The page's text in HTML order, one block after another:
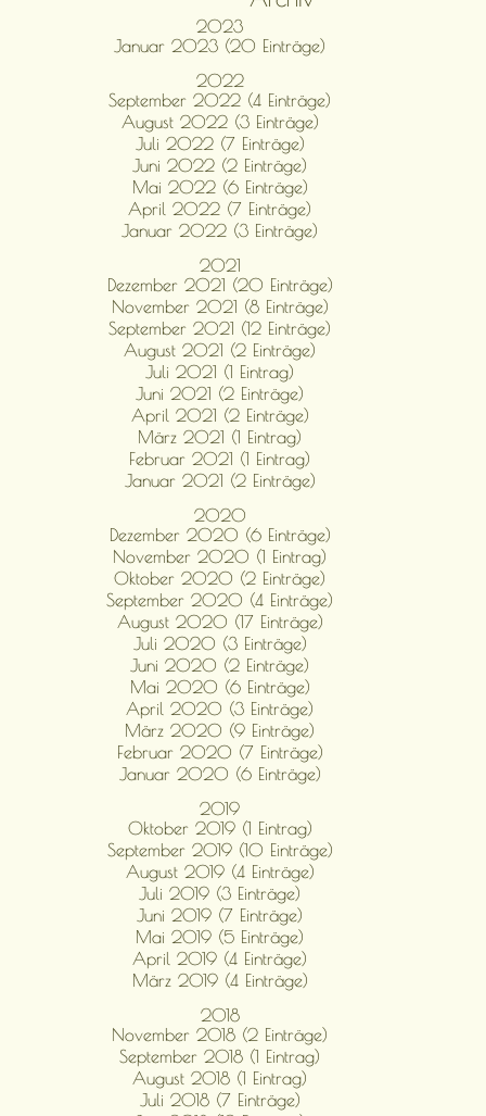
2023
Januar 2023 (20 Einträge)
2022
September 2022 (4 Einträge)
August 2022 (3 Einträge)
Juli 2022 (7 Einträge)
Juni 2022 (2 Einträge)
Mai 2022 (6 Einträge)
April 2022 (7 Einträge)
Januar 2022 (3 Einträge)
2021
Dezember 2021 (20 Einträge)
November 2021 (8 Einträge)
September 2021 (12 Einträge)
August 2021 (2 Einträge)
Juli 2021 (1 Eintrag)
Juni 2021 (2 Einträge)
April 2021 (2 Einträge)
März 2021 (1 Eintrag)
Februar 2021 (1 Eintrag)
Januar 2021 (2 Einträge)
2020
Dezember 2020 (6 Einträge)
November 2020 (1 Eintrag)
Oktober 2020 (2 Einträge)
September 2020 (4 Einträge)
August 2020 (17 Einträge)
Juli 2020 (3 Einträge)
Juni 2020 (2 Einträge)
Mai 2020 (6 Einträge)
April 2020 (3 Einträge)
März 2020 (9 Einträge)
Februar 2020 (7 Einträge)
Januar 2020 (6 Einträge)
2019
Oktober 2019 (1 Eintrag)
September 2019 (10 Einträge)
August 2019 (4 Einträge)
Juli 2019 (3 Einträge)
Juni 2019 (7 Einträge)
Mai 2019 (5 Einträge)
April 2019 (4 Einträge)
März 2019 (4 Einträge)
2018
November 2018 (2 Einträge)
September 2018 (1 Eintrag)
August 2018 (1 Eintrag)
Juli 2018 (7 Einträge)